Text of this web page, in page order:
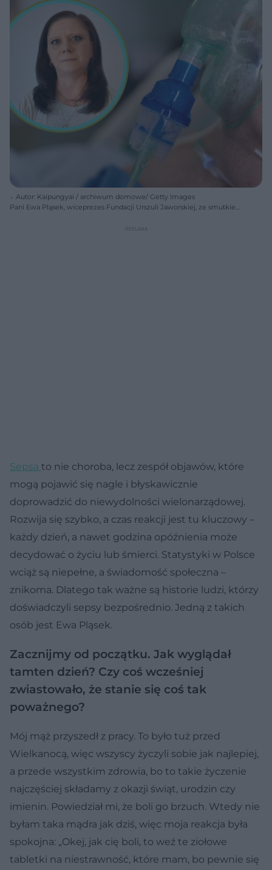
Autor: Kaipungyai / archiwum domowe/ Getty Images
Pani Ewa Pląsek, wiceprezes Fundacji Urszuli Jaworskiej, ze smutkiem
wagę świadomości i szybkiej reakcji na objawy, o czym przeczytasz
Sepsa to nie choroba, lecz zespół objawów, które
mogą pojawić się nagle i błyskawicznie
doprowadzić do niewydolności wielonarządowej.
Rozwija się szybko, a czas reakcji jest tu kluczowy –
każdy dzień, a nawet godzina opóźnienia może
decydować o życiu lub śmierci. Statystyki w Polsce
wciąż są niepełne, a świadomość społeczna –
znikoma. Dlatego tak ważne są historie ludzi, którzy
doświadczyli sepsy bezpośrednio. Jedną z takich
osób jest Ewa Pląsek.
Zacznijmy od początku. Jak wyglądał
tamten dzień? Czy coś wcześniej
zwiastowało, że stanie się coś tak
poważnego?
Mój mąż przyszedł z pracy. To było tuż przed
Wielkanocą, więc wszyscy życzyli sobie jak najlepiej,
a przede wszystkim zdrowia, bo to takie życzenie
najczęściej składamy z okazji świąt, urodzin czy
imienin. Powiedział mi, że boli go brzuch. Wtedy nie
byłam taka mądra jak dziś, więc moja reakcja była
spokojna: „Okej, jak cię boli, to weź te ziołowe
tabletki na niestrawność, które mam, bo pewnie się